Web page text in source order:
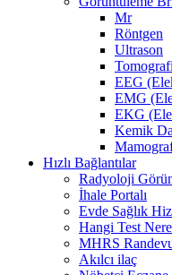
Mr
Röntgen
Ultrason
Tomografi
EEG
EMG
EKG
Kemik
Hızlı Bağlantılar
Radyoloji
İhale Portalı
Evde Sağlık
Hangi Test
MHRS
Akılcı ilaç